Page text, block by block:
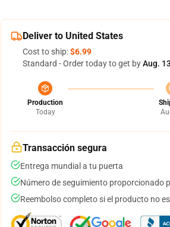
Deliver to United States
Cost to ship:$6.99
Standard - Order today to get byAug.
Production
Today
Transacción segura
Entrega mundial a tu puerta
Número de seguimiento proporcionado
Reembolso completo si el producto no